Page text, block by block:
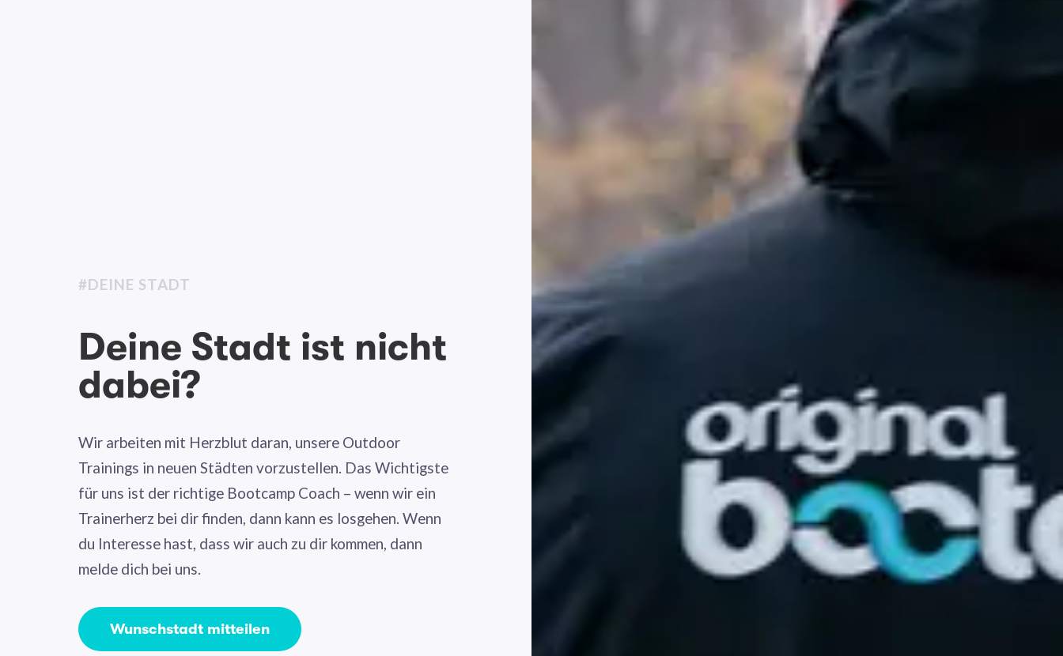
#DEINE STADT
Deine Stadt ist nicht
dabei?
Wir arbeiten mit Herzblut daran, unsere Outdoor
Trainings in neuen Städten vorzustellen. Das Wichtigste
für uns ist der richtige Bootcamp Coach – wenn wir ein
Trainerherz bei dir finden, dann kann es losgehen. Wenn
du Interesse hast, dass wir auch zu dir kommen, dann
melde dich bei uns.
Wunschstadt mitteilen